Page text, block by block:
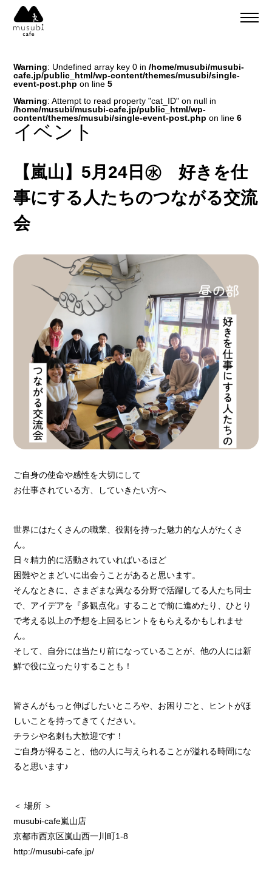
通販
イベント
musubi
sweets factory
食事のご予約
Company
Warning: Undefined array key 0 in/home/musubi/musubi-
cafe.jp/public_html/wp-content/themes/musubi/single-
event-post.php on line5
Warning: Attempt to read property "cat_ID" on null in
/home/musubi/musubi-cafe.jp/public_html/wp-
content/themes/musubi/single-event-post.php on line6
イベント
【嵐山】5月24日㊌ 好きを仕
事にする人たちのつながる交流
会
ご自身の使命や感性を大切にして
お仕事されている方、していきたい方へ
世界にはたくさんの職業、役割を持った魅力的な人がたくさ
ん。
日々精力的に活動されていればいるほど
困難やとまどいに出会うことがあると思います。
そんなときに、さまざまな異なる分野で活躍してる人たち同士
で、アイデアを『多観点化』することで前に進めたり、ひとり
で考える以上の予想を上回るヒントをもらえるかもしれませ
ん。
そして、自分には当たり前になっていることが、他の人には新
鮮で役に立ったりすることも！
皆さんがもっと伸ばしたいところや、お困りごと、ヒントがほ
しいことを持ってきてください。
チラシや名刺も大歓迎です！
ご自身が得ること、他の人に与えられることが溢れる時間にな
ると思います♪
＜ 場所 ＞
musubi-cafe嵐山店
京都市西京区嵐山西一川町1‐8
http://musubi-cafe.jp/